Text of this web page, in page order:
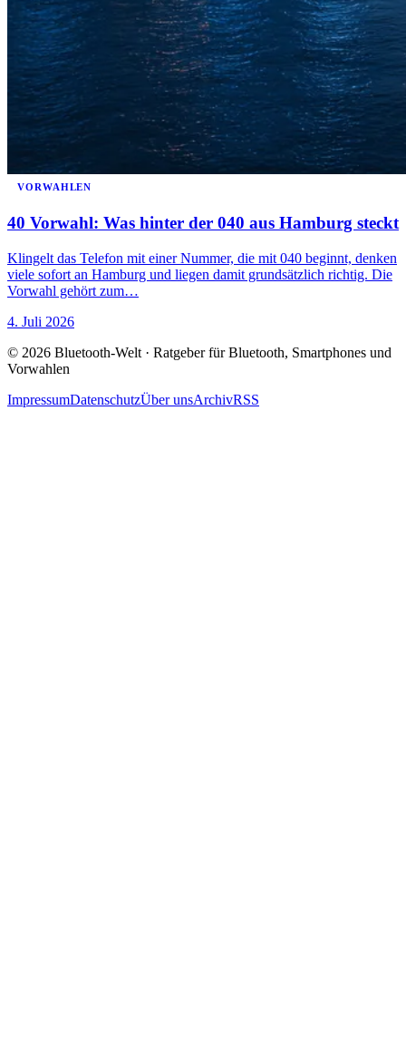
VORWAHLEN
40 Vorwahl: Was hinter der 040 aus Hamburg steckt
Klingelt das Telefon mit einer Nummer, die mit 040 beginnt, denken
viele sofort an Hamburg und liegen damit grundsätzlich richtig. Die
Vorwahl gehört zum…
4. Juli 2026
© 2026 Bluetooth-Welt · Ratgeber für Bluetooth, Smartphones und
Vorwahlen
ImpressumDatenschutzÜber unsArchivRSS